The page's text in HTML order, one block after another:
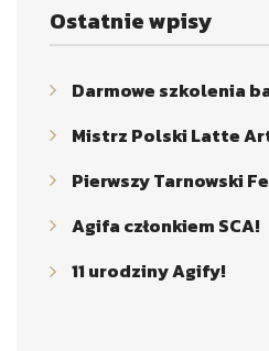
Ostatnie wpisy
Darmowe szkolenia
Mistrz Polski Latte
Pierwszy Tarnowski
Agifa członkiem SCA!
11 urodziny Agify!